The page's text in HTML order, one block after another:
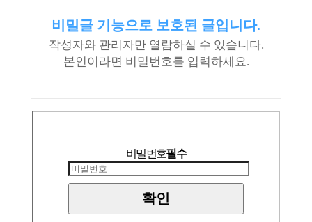
비밀글 기능으로 보호된 글입니다.
작성자와 관리자만 열람하실 수 있습니다.
본인이라면 비밀번호를 입력하세요.
비밀번호필수